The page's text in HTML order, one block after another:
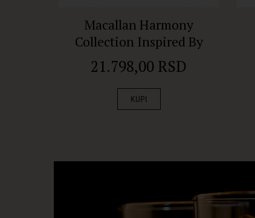
Macallan Harmony
Collection Inspired By
Phoenix Honey Orchid
Tea 43.9% 0.70l
21.798,00 RSD
KUPI